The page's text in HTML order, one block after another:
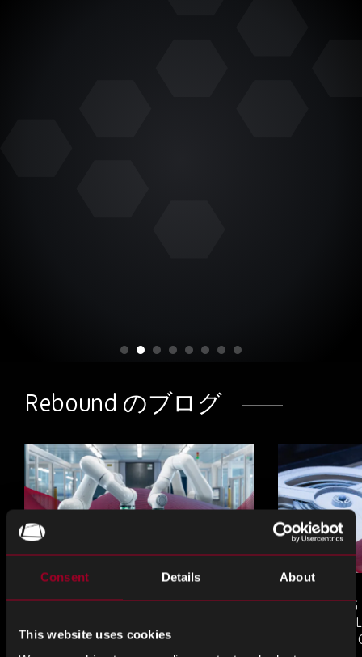
Consent Details About
This website uses cookies
Rebound のブログ
COUNTERFEIT ELECTRONIC
AND DEFENCE: WHAT
AND
LONG-